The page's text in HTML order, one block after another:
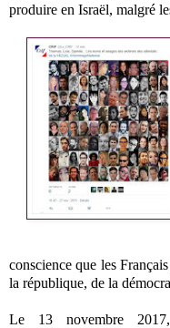
produire en Israël, malgré
conscience que les
la république, de la
Le 13 novembre